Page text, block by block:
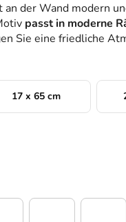
der Wand modern
passt in moderne
Sie eine friedliche
17 x 65 cm